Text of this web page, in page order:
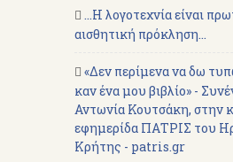
...Η λογοτεχνία είναι
αισθητική πρόκληση...
«Δεν περίμενα να δω
καν ένα μου βιβλίο» -
Αντωνία Κουτσάκη, στην
εφημερίδα ΠΑΤΡΙΣ του
Κρήτης - patris.gr